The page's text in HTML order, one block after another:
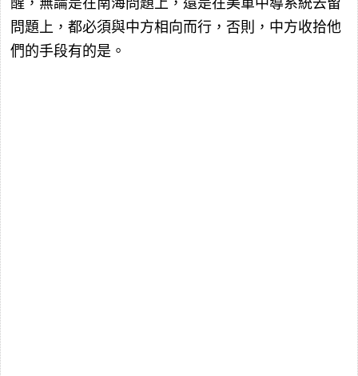
問題上，都必須與中方相向而行，否則，中方收拾他
們的手段有的是。